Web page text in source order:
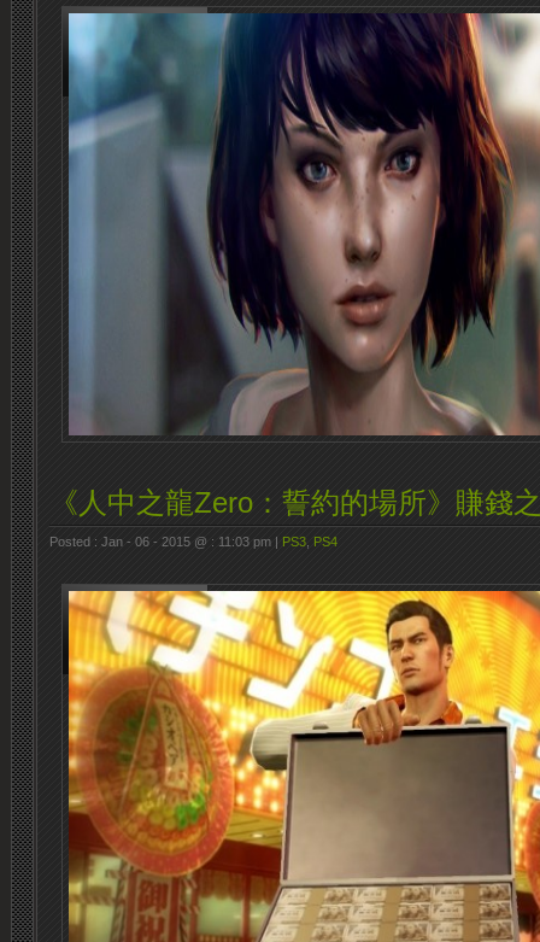
《人中之龍Zero：誓約的場所》賺錢
Posted : Jan - 06 - 2015 @ : 11:03 pm | PS3 PS4